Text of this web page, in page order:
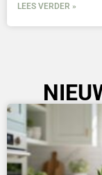
LEES VERDER »